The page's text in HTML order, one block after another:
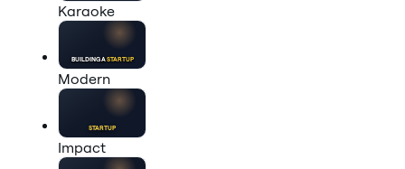
Karaoke
BUILDING ASTARTUP
Modern
STARTUP
Impact